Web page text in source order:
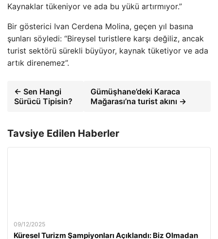
Kaynaklar tükeniyor ve ada bu yükü artırmıyor.”
Bir gösterici Ivan Cerdena Molina, geçen yıl basına
şunları söyledi: “Bireysel turistlere karşı değiliz, ancak
turist sektörü sürekli büyüyor, kaynak tüketiyor ve ada
artık direnemez”.
← Sen Hangi
Sürücü Tipisin?
Gümüşhane’deki Karaca
Mağarası’na turist akını →
Tavsiye Edilen Haberler
09/12/2025
Küresel Turizm Şampiyonları Açıklandı: Biz Olmadan